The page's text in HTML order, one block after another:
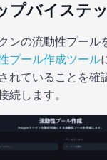
プバイステ
ンの流動性プール
プール作成ツール
れていることを確
続します。